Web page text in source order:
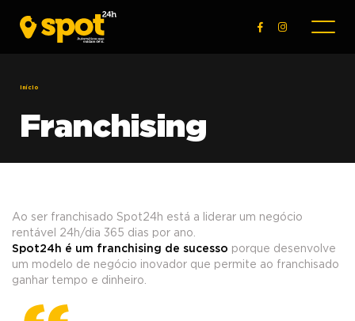
Início
Franchising
Ao ser franchisado Spot24h está a liderar um negócio
rentável 24h/dia 365 dias por ano.
Spot24h é um franchising de sucesso porque desenvolve
um modelo de negócio inovador que permite ao franchisado
ganhar tempo e dinheiro.